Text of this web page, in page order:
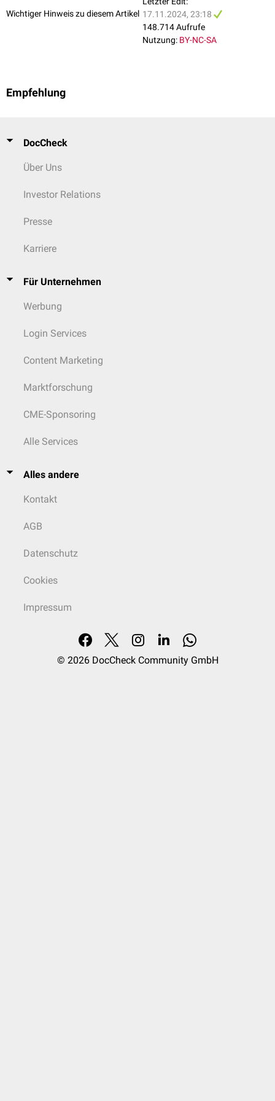
Wichtiger Hinweis zu diesem Artikel 17.11.2024, 23:18
148.714 Aufrufe
Nutzung: BY-NC-SA
Empfehlung
DocCheck
Über Uns
Investor Relations
Presse
Karriere
Für Unternehmen
Werbung
Login Services
Content Marketing
Marktforschung
CME-Sponsoring
Alle Services
Alles andere
Kontakt
AGB
Datenschutz
Cookies
Impressum
© 2026 DocCheck Community GmbH